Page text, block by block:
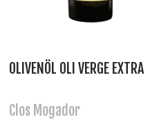
OLIVENÖL OLI VERGE EXTRA
Clos Mogador